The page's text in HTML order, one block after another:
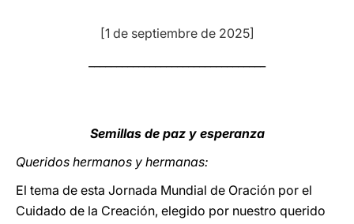
[1 de septiembre de 2025]
Semillas de paz y esperanza
Queridos hermanos y hermanas:
El tema de esta Jornada Mundial de Oración por el
Cuidado de la Creación, elegido por nuestro querido